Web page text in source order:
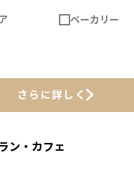
ベーカリー
さらに詳しく
ン・カフェ